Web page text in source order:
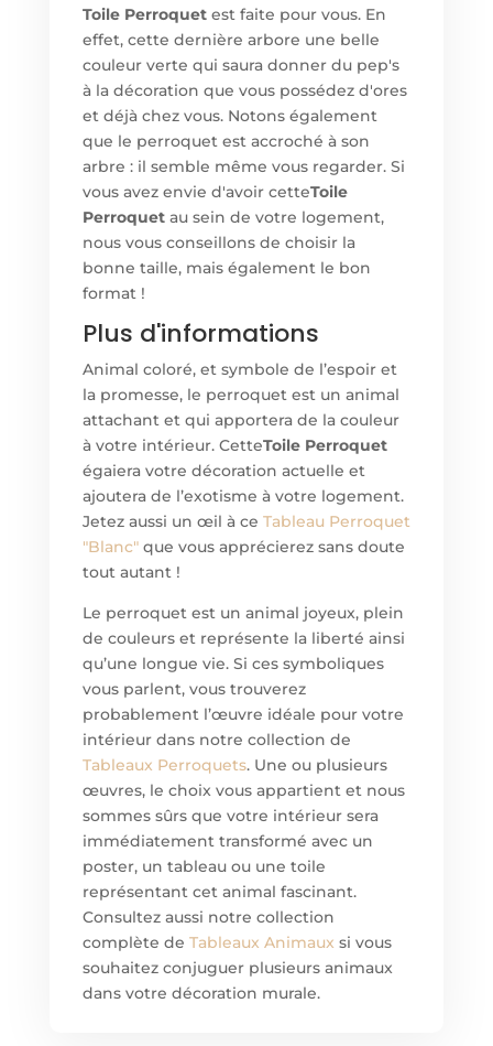
Toile Perroquetest faite pour vous. En
effet, cette dernière arbore une belle
couleur verte qui saura donner du pep's
à la décoration que vous possédez d'ores
et déjà chez vous. Notons également
que le perroquet est accroché à son
arbre : il semble même vous regarder. Si
vous avez envie d'avoir cetteToile
Perroquetau sein de votre logement,
nous vous conseillons de choisir la
bonne taille, mais également le bon
format !
Plus d'informations
Animal coloré, et symbole de l’espoir et
la promesse, le perroquet est un animal
attachant et qui apportera de la couleur
à votre intérieur. CetteToile Perroquet
égaiera votre décoration actuelle et
ajoutera de l’exotisme à votre logement.
Jetez aussi un œil à ce Tableau Perroquet
"Blanc"que vous apprécierez sans doute
tout autant !
Le perroquet est un animal joyeux, plein
de couleurs et représente la liberté ainsi
qu’une longue vie. Si ces symboliques
vous parlent, vous trouverez
probablement l’œuvre idéale pour votre
intérieur dans notre collection de
Tableaux Perroquets. Une ou plusieurs
œuvres, le choix vous appartient et nous
sommes sûrs que votre intérieur sera
immédiatement transformé avec un
poster, un tableau ou une toile
représentant cet animal fascinant.
Consultez aussi notre collection
complète de Tableaux Animaux si vous
souhaitez conjuguer plusieurs animaux
dans votre décoration murale.